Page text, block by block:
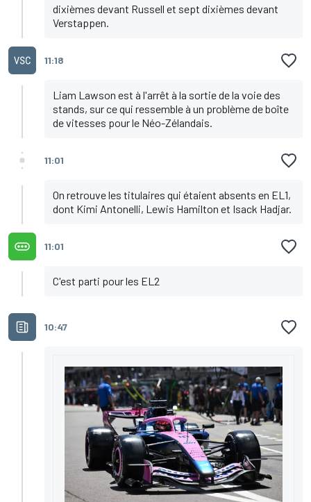
dixièmes devant Russell et sept dixièmes devant
Verstappen.
11:18
Liam Lawson est à l'arrêt à la sortie de la voie des
stands, sur ce qui ressemble à un problème de boîte
de vitesses pour le Néo-Zélandais.
11:01
On retrouve les titulaires qui étaient absents en EL1,
dont Kimi Antonelli, Lewis Hamilton et Isack Hadjar.
11:01
C'est parti pour les EL2
10:47